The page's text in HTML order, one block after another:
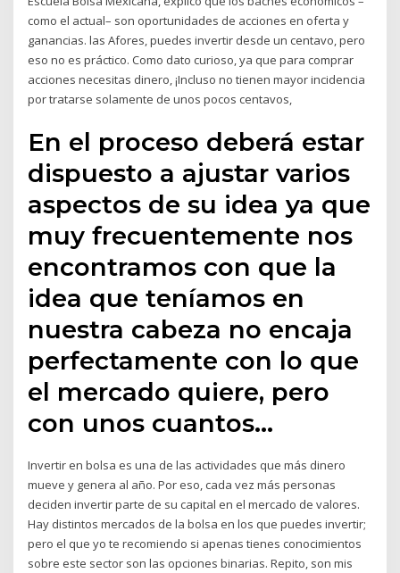
como el actual– son oportunidades de acciones en oferta y
ganancias. las Afores, puedes invertir desde un centavo, pero
eso no es práctico. Como dato curioso, ya que para comprar
acciones necesitas dinero, ¡Incluso no tienen mayor incidencia
por tratarse solamente de unos pocos centavos,
En el proceso deberá estar
dispuesto a ajustar varios
aspectos de su idea ya que
muy frecuentemente nos
encontramos con que la
idea que teníamos en
nuestra cabeza no encaja
perfectamente con lo que
el mercado quiere, pero
con unos cuantos…
Invertir en bolsa es una de las actividades que más dinero
mueve y genera al año. Por eso, cada vez más personas
deciden invertir parte de su capital en el mercado de valores.
Hay distintos mercados de la bolsa en los que puedes invertir;
pero el que yo te recomiendo si apenas tienes conocimientos
sobre este sector son las opciones binarias. Repito, son mis